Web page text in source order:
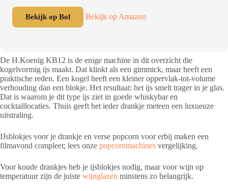
Bekijk op Bol Bekijk op Amazon
De H.Koenig KB12 is de enige machine in dit overzicht die
kogelvormig ijs maakt. Dat klinkt als een gimmick, maar heeft een
praktische reden. Een kogel heeft een kleiner oppervlak-tot-volume
verhouding dan een blokje. Het resultaat: het ijs smelt trager in je glas.
Dat is waarom je dit type ijs ziet in goede whiskybar en
cocktaillocaties. Thuis geeft het ieder drankje meteen een luxueuze
uitstraling.
IJsblokjes voor je drankje en verse popcorn voor erbij maken een
filmavond compleet; lees onze popcornmachines vergelijking.
Voor koude drankjes heb je ijsblokjes nodig, maar voor wijn op
temperatuur zijn de juiste wijnglazen minstens zo belangrijk.